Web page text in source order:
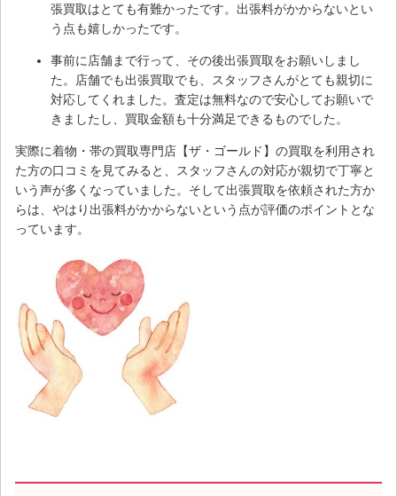
張買取はとても有難かったです。出張料がかからないとい
う点も嬉しかったです。
事前に店舗まで行って、その後出張買取をお願いしまし
た。店舗でも出張買取でも、スタッフさんがとても親切に
対応してくれました。査定は無料なので安心してお願いで
きましたし、買取金額も十分満足できるものでした。
実際に着物・帯の買取専門店【ザ・ゴールド】の買取を利用され
た方の口コミを見てみると、スタッフさんの対応が親切で丁寧と
いう声が多くなっていました。そして出張買取を依頼された方か
らは、やはり出張料がかからないという点が評価のポイントとな
っています。